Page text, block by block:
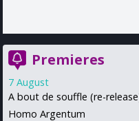
Premieres
7 August
A bout de souffle (re-
Homo Argentum